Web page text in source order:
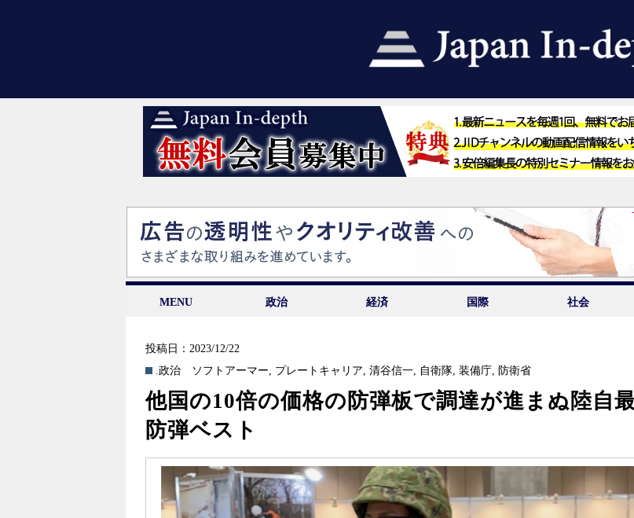
MENU 政治 経済 国際 社会
投稿日：2023/12/22
.政治
ソフトアーマー, プレートキャリア,清谷信一, 自衛隊,装備庁, 防衛省
他国の10倍の価格の防弾板で調達が進まぬ陸自
防弾ベスト